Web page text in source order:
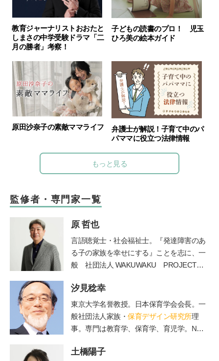
教育ジャーナリストおおたと
しまさの中学受験ドラマ「二
月の勝者」考察！
子どもの読書のプロ！ 児玉
ひろ美の絵本ガイド
原田沙奈子の素敵ママライフ
弁護士が解説！子育て中のパ
パママに役立つ法律情報
もっと見る
監修者・専門家一覧
原 哲也
言語聴覚士・社会福祉士。
『発達障害のあ
る子の家族を幸せにする』ことを志に、一
般
社団法人 WAKUWAKU PROJECT
ある子のプライベートレッスンやワークシ
ョップ、保育士や教諭を対象にした講座を
運営してい る。著書に『発達障害のある子
と家族が幸せになる方法』（学苑社）、
（講談社）がある。
汐見稔幸
東京大学名誉教授。日本保育学会会長。一
般社団法人家族・ 保育デザイン研究所理
事。専門は教育学、保育学、育児学。NHK
なじみ。保育者と保護者の交流誌『
土橋陽子